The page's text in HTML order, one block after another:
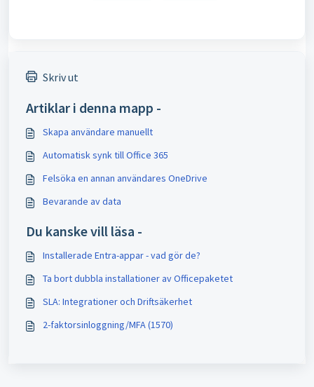
Skriv ut
Artiklar i denna mapp -
Skapa användare manuellt
Automatisk synk till Office 365
Felsöka en annan användares OneDrive
Bevarande av data
Du kanske vill läsa -
Installerade Entra-appar - vad gör de?
Ta bort dubbla installationer av Officepaketet
SLA: Integrationer och Driftsäkerhet
2-faktorsinloggning/MFA (1570)